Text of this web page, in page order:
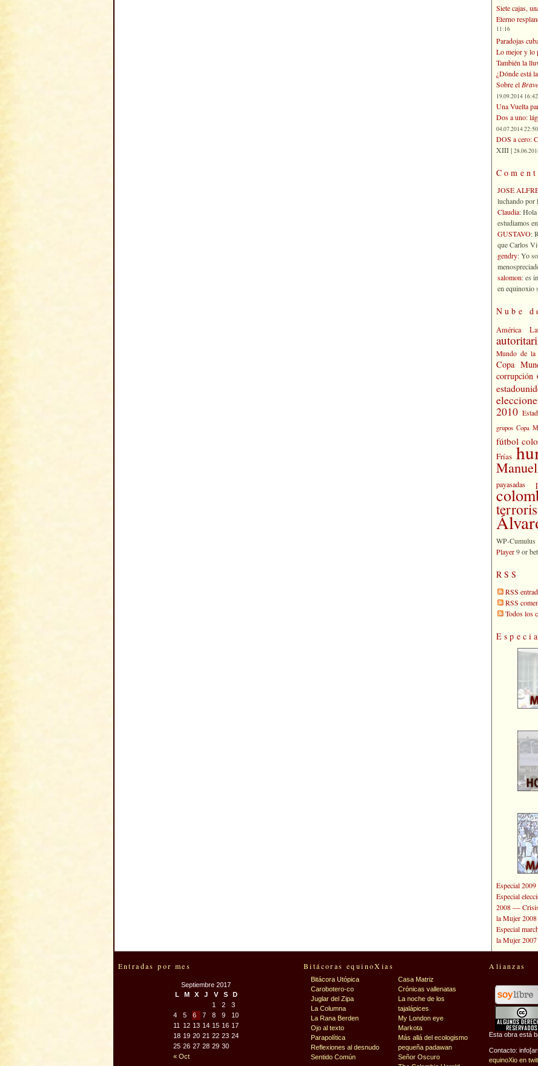
Siete cajas,
Eterno
11:16
Paradojas
Lo mejor y lo
También la
¿Dónde está
Sobre el
19.09.2014 16:42
Una Vuelta
Dos a uno:
04.07.2014 22:50
DOS a cero:
XIII |
JOSE
luchando por
Claudia:
estudiamos
GUSTAVO:
que Carlos
gendry: Yo
salomon: es
en equinoxio
Nube
América
Mundo de
Copa
corrupción
2010
grupos Copa
fútbol
Frías
payasadas
WP-
Player9 or
RSS
RSS
RSS
Todos los
Especial 2009
Especial
2008—
la Mujer 2008
Especial
la Mujer 2007
Entradas por mes
Septiembre 2017
L
M X J V S D
« Oct
1 2
3
4
5 6 7 8 9
10
11
12 13 14 15 16 17
18 19 20 21 22 23 24
25 26 27 28 29 30
Bitácoras equinoXias
Bitácora Utópica
Carobotero-co
Juglar del Zipa
La Columna
La Rana Berden
Ojo al texto
Parapolítica
Reflexiones al desnudo
Sentido Común
Casa Matriz
Crónicas vallenatas
La noche de los
tajalápices
My London eye
Markota
Más allá del ecologismo
pequeña padawan
Señor Oscuro
Alianzas
Esta obra está
Contacto:
equinoXio en